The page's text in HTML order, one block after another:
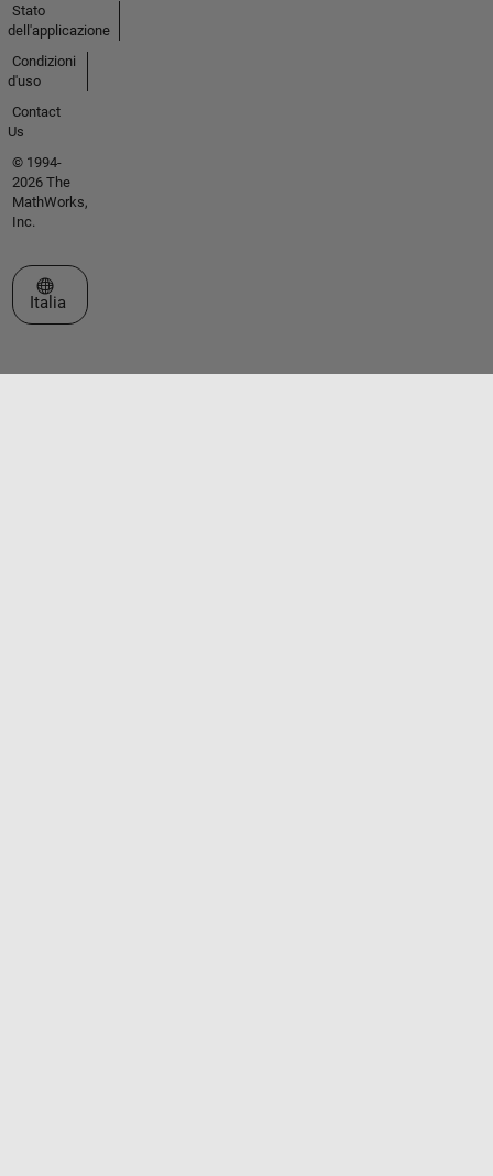
Stato
dell'applicazione
Condizioni
d'uso
Contact
Us
© 1994-
2026 The
MathWorks,
Inc.
Seleziona un sito web
Italia